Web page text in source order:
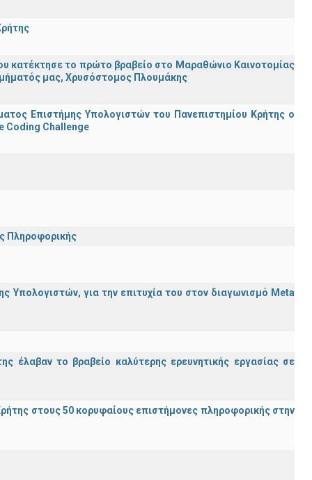
κατέκτησε το πρώτο βραβείο στο Μαραθώνιο Καινοτομίας
μας, Χρυσόστομος Πλουμάκης
Επιστήμης Υπολογιστών του Πανεπιστημίου Κρήτης ο
Coding Challenge
Πληροφορικής
Υπολογιστών, για την επιτυχία του στον διαγωνισμό Meta
έλαβαν το βραβείο καλύτερης ερευνητικής εργασίας σε
στους 50 κορυφαίους επιστήμονες πληροφορικής στην